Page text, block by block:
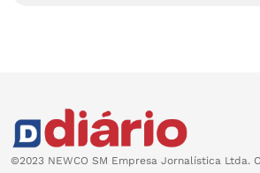
©2023 NEWCO SM Empresa Jornalística Ltda.